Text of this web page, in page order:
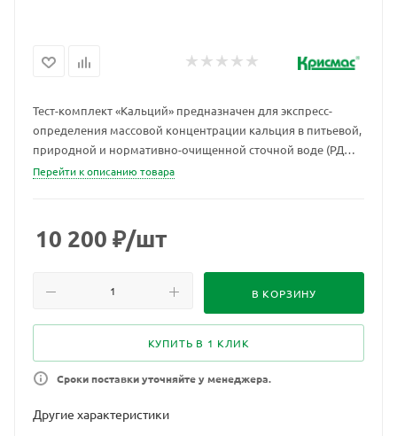
Тест-комплект «Кальций» предназначен для экспресс-
определения массовой концентрации кальция в питьевой,
природной и нормативно-очищенной сточной воде (РД
52.24.403-95, ИСО 6058). Метод определения:
Перейти к описанию товара
10 200 ₽/шт
В КОРЗИНУ
КУПИТЬ В 1 КЛИК
Сроки поставки уточняйте у менеджера.
Другие характеристики